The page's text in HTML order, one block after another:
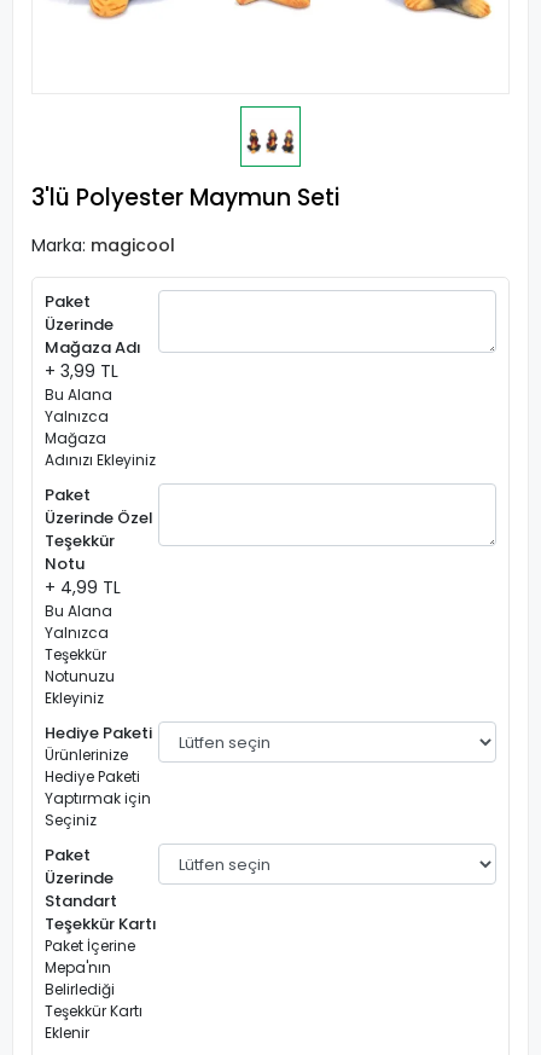
3'lü Polyester Maymun Seti
Marka: magicool
Paket
Üzerinde
Mağaza Adı
+ 3,99 TL
Bu Alana
Yalnızca
Mağaza
Adınızı Ekleyiniz
Paket
Üzerinde Özel
Teşekkür
Notu
+ 4,99 TL
Bu Alana
Yalnızca
Teşekkür
Notunuzu
Ekleyiniz
Hediye Paketi
Ürünlerinize
Hediye Paketi
Yaptırmak için
Seçiniz
Paket
Üzerinde
Standart
Teşekkür Kartı
Paket İçerine
Mepa'nın
Belirlediği
Teşekkür Kartı
Eklenir